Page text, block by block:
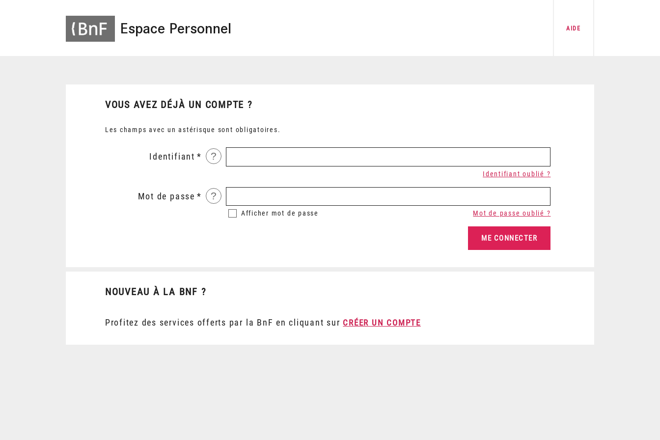
Espace Personnel AIDE
VOUS AVEZ DÉJÀ UN COMPTE ?
Les champs avec un astérisque sont obligatoires.
Identifiant ?
Identifiant oublié ?
Mot de passe ?
Afficher mot de passe Mot de passe oublié ?
NOUVEAU À LA BNF ?
Profitez des services offerts par la BnF en cliquant sur CRÉER UN COMPTE